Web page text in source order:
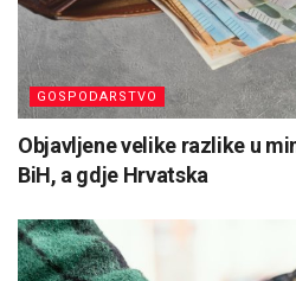
GOSPODARSTVO
Objavljene velike razlike u
BiH, a gdje Hrvatska